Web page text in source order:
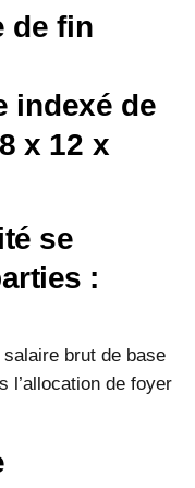
de fin
indexé de
x 12 x
se
:
brut de base
l’allocation de foyer